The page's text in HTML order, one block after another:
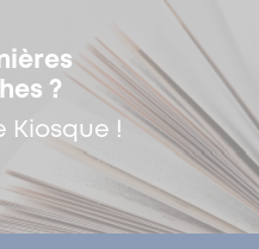
?
Kiosque !